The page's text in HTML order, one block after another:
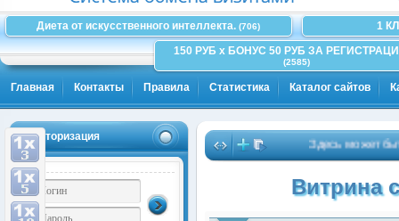
Диета от искусственного интеллекта. (706)
1
150 РУБ x БОНУС 50 РУБ ЗА
(2585)
Главная Контакты Правила Статистика Каталог сайтов
Авторизация
Здесь может быть
Витрина